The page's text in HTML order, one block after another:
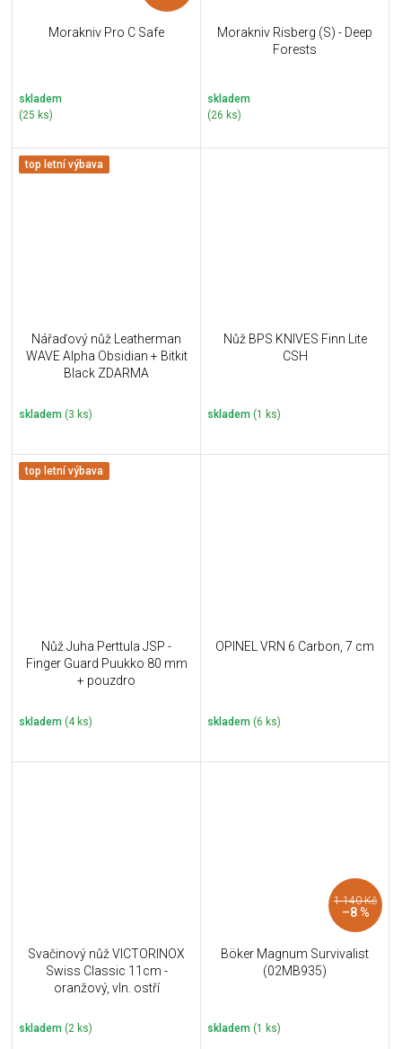
Morakniv Pro C Safe
skladem
(25 ks)
Morakniv Risberg (S) - Deep
Forests
skladem
(26 ks)
top letní výbava
Nářaďový nůž Leatherman
WAVE Alpha Obsidian + Bitkit
Black ZDARMA
skladem (3 ks)
Nůž BPS KNIVES Finn Lite
CSH
skladem (1 ks)
top letní výbava
Nůž Juha Perttula JSP -
Finger Guard Puukko 80 mm
+ pouzdro
skladem (4 ks)
OPINEL VRN 6 Carbon, 7 cm
skladem (6 ks)
Svačinový nůž VICTORINOX
Swiss Classic 11cm -
oranžový, vln. ostří
skladem (2 ks)
1 140 Kč
–8 %
Böker Magnum Survivalist
(02MB935)
skladem (1 ks)